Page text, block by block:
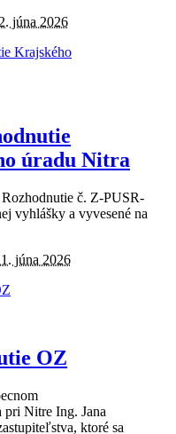
júna 2026
úradu Nitra
č. Z-PUSR-
vyhlášky a vyvesené na
júna 2026
OZ
pri Nitre Ing. Jana
ktoré sa